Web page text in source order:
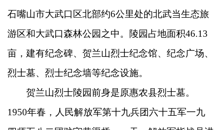
石嘴山市大武口区北部约6公里处的北武当生态旅
游区和大武口森林公园之中。陵园占地面积46.13
亩，建有纪念碑、贺兰山烈士纪念馆、纪念广场、
烈士墓、烈士纪念墙等纪念设施。
贺兰山烈士陵园前身是原惠农县烈士墓。
1950年春，人民解放军第十九兵团六十五军一九